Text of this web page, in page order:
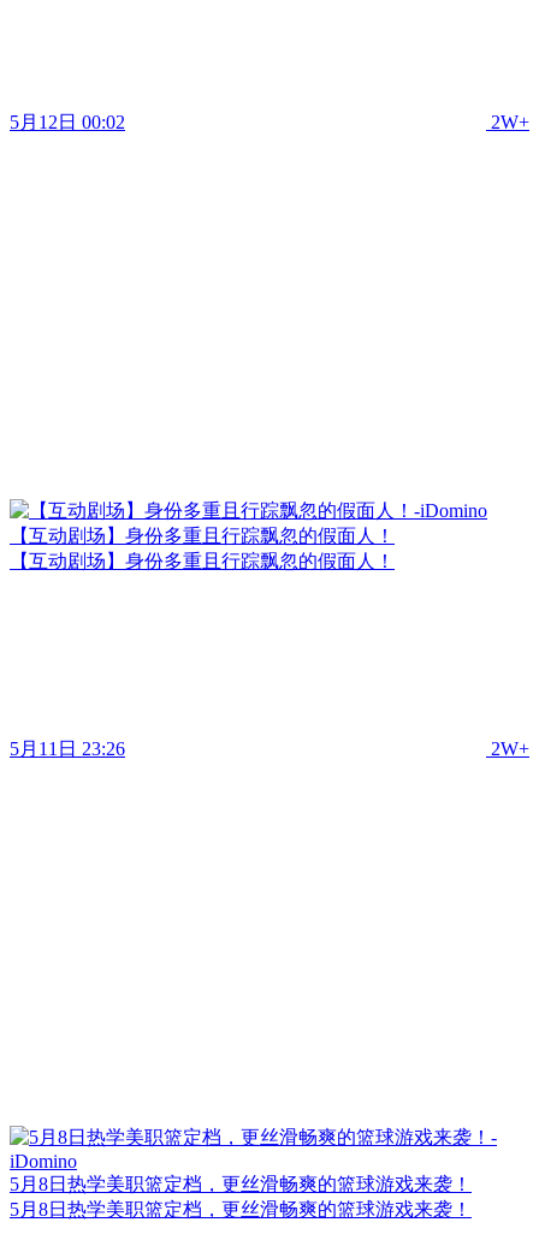
5月12日 00:02 2W+
【互动剧场】身份多重且行踪飘忽的假面人！
【互动剧场】身份多重且行踪飘忽的假面人！
5月11日 23:26 2W+
5月8日热学美职篮定档，更丝滑畅爽的篮球游戏来袭！
5月8日热学美职篮定档，更丝滑畅爽的篮球游戏来袭！